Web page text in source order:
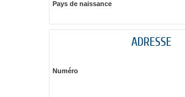
Pays de naissance
ADRESSE
Numéro